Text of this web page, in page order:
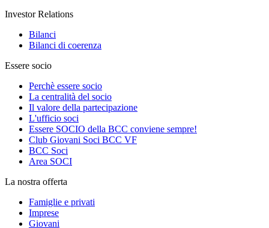
Investor Relations
Bilanci
Bilanci di coerenza
Essere socio
Perchè essere socio
La centralità del socio
Il valore della partecipazione
L'ufficio soci
Essere SOCIO della BCC conviene sempre!
Club Giovani Soci BCC VF
BCC Soci
Area SOCI
La nostra offerta
Famiglie e privati
Imprese
Giovani